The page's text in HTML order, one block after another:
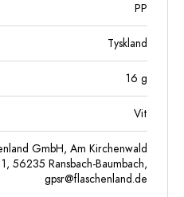
PP
Tyskland
16 g
Vit
GmbH, Am Kirchenwald
1, 56235 Ransbach-Baumbach,
gpsr@flaschenland.de